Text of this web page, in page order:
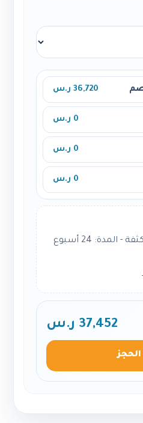
36,720 ر.س
0 ر.س
0 ر.س
0 ر.س
24 أسبوع
37,452 ر.س
الحجز